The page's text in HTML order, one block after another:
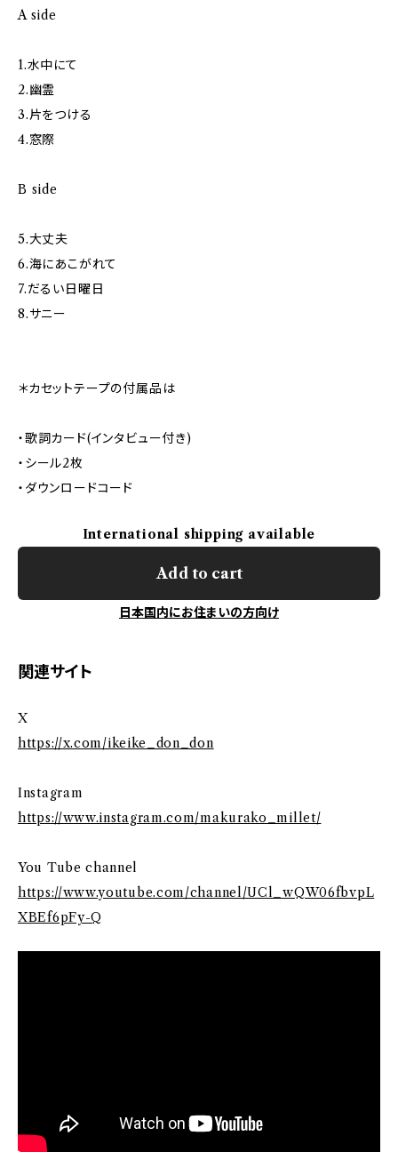
A side
1.水中にて
2.幽霊
3.片をつける
4.窓際
B side
5.大丈夫
6.海にあこがれて
7.だるい日曜日
8.サニー
＊カセットテープの付属品は
・歌詞カード(インタビュー付き)
・シール2枚
・ダウンロードコード
International shipping available
Add to cart
日本国内にお住まいの方向け
関連サイト
X
https://x.com/ikeike_don_don
Instagram
https://www.instagram.com/makurako_millet/
You Tube channel
https://www.youtube.com/channel/UCl_wQW06fbvpL
XBEf6pFy-Q